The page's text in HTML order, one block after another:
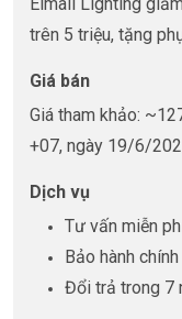
Elmall Lighting
trên 5 triệu, tặng
Giá bán
Giá tham khảo:
+07, ngày 19/6/
Dịch vụ
Tư vấn miễn
Bảo hành
Đổi trả trong 7